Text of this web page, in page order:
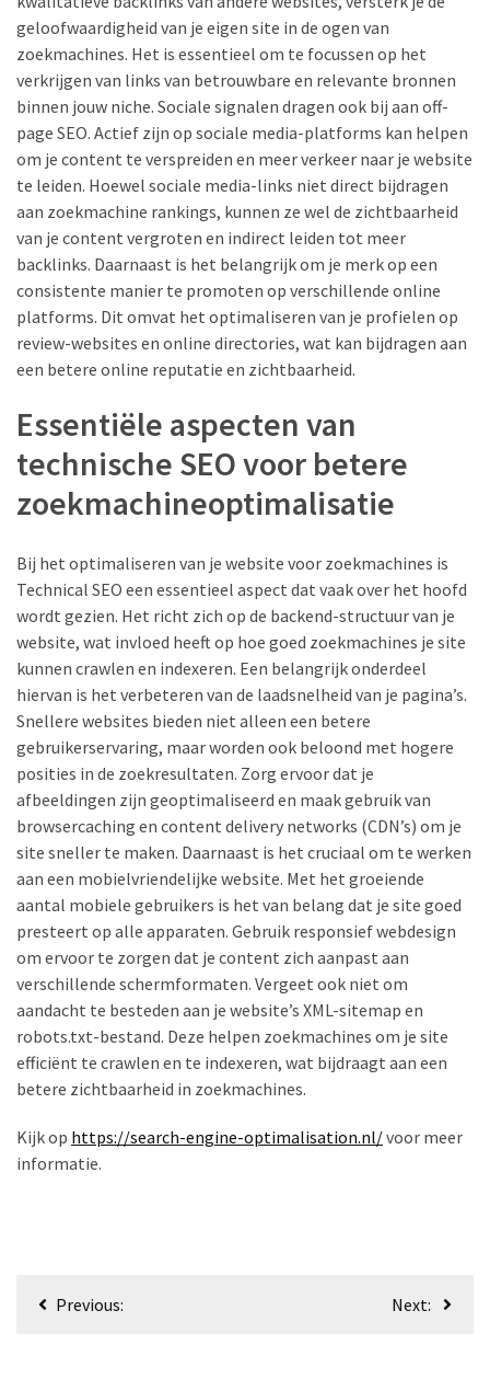
geloofwaardigheid van je eigen site in de ogen van
zoekmachines. Het is essentieel om te focussen op het
verkrijgen van links van betrouwbare en relevante bronnen
binnen jouw niche. Sociale signalen dragen ook bij aan off-
page SEO. Actief zijn op sociale media-platforms kan helpen
om je content te verspreiden en meer verkeer naar je website
te leiden. Hoewel sociale media-links niet direct bijdragen
aan zoekmachine rankings, kunnen ze wel de zichtbaarheid
van je content vergroten en indirect leiden tot meer
backlinks. Daarnaast is het belangrijk om je merk op een
consistente manier te promoten op verschillende online
platforms. Dit omvat het optimaliseren van je profielen op
review-websites en online directories, wat kan bijdragen aan
een betere online reputatie en zichtbaarheid.
Essentiële aspecten van
technische SEO voor betere
zoekmachineoptimalisatie
Bij het optimaliseren van je website voor zoekmachines is
Technical SEO een essentieel aspect dat vaak over het hoofd
wordt gezien. Het richt zich op de backend-structuur van je
website, wat invloed heeft op hoe goed zoekmachines je site
kunnen crawlen en indexeren. Een belangrijk onderdeel
hiervan is het verbeteren van de laadsnelheid van je pagina’s.
Snellere websites bieden niet alleen een betere
gebruikerservaring, maar worden ook beloond met hogere
posities in de zoekresultaten. Zorg ervoor dat je
afbeeldingen zijn geoptimaliseerd en maak gebruik van
browsercaching en content delivery networks (CDN’s) om je
site sneller te maken. Daarnaast is het cruciaal om te werken
aan een mobielvriendelijke website. Met het groeiende
aantal mobiele gebruikers is het van belang dat je site goed
presteert op alle apparaten. Gebruik responsief webdesign
om ervoor te zorgen dat je content zich aanpast aan
verschillende schermformaten. Vergeet ook niet om
aandacht te besteden aan je website’s XML-sitemap en
robots.txt-bestand. Deze helpen zoekmachines om je site
efficiënt te crawlen en te indexeren, wat bijdraagt aan een
betere zichtbaarheid in zoekmachines.
Kijk op https://search-engine-optimalisation.nl/voor meer
informatie.
Beitragsnavigation
Previous: Next: